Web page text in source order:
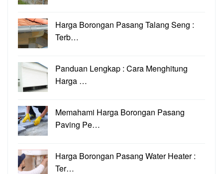
Harga Borongan Pasang Talang Seng :
Terb…
Panduan Lengkap : Cara Menghitung
Harga …
Memahami Harga Borongan Pasang
Paving Pe…
Harga Borongan Pasang Water Heater :
Ter…